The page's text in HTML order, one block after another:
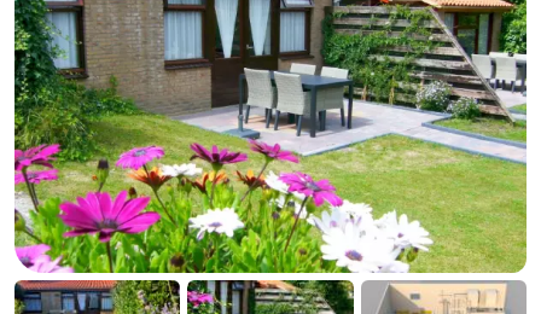
les
enfants
Webcam
Webcam
Langstraat
Webcam
Plage
Passer
la
nuit
Appartements
-